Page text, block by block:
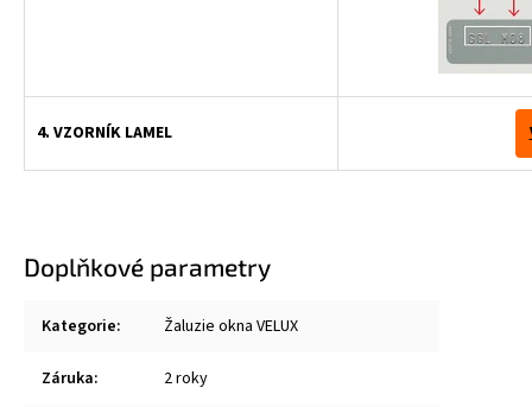
4. VZORNÍK LAMEL
Doplňkové parametry
Kategorie: Žaluzie okna VELUX
Záruka: 2 roky